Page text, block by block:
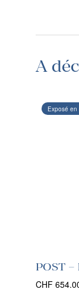
A
POST
CHF
Exposé en